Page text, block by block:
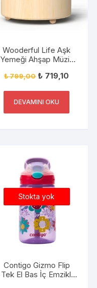
Wooderful Life Aşk
Yemeği Ahşap Müzik
₺799,00 ₺ 719,10
DEVAMINI OKU
Stokta yok
Contigo Gizmo Flip
Tek El Bas İç Emzikli